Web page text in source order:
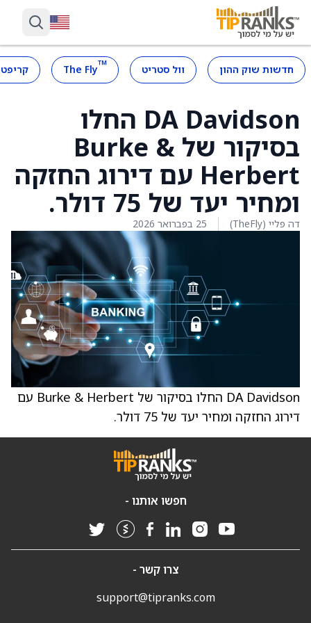
חדשות שוק ההון וול סטריט ™
The Fly
DA Davidson החלו
בסיקור של Burke &
Herbert עם דירוג החזקה
ומחיר יעד של 75 דולר.
דה פליי (TheFly) 25 בפברואר 2026
DA Davidson החלו בסיקור של Burke & Herbert עם
דירוג החזקה ומחיר יעד של 75 דולר.
חפשו אותנו -
צרו קשר -
support@tipranks.com